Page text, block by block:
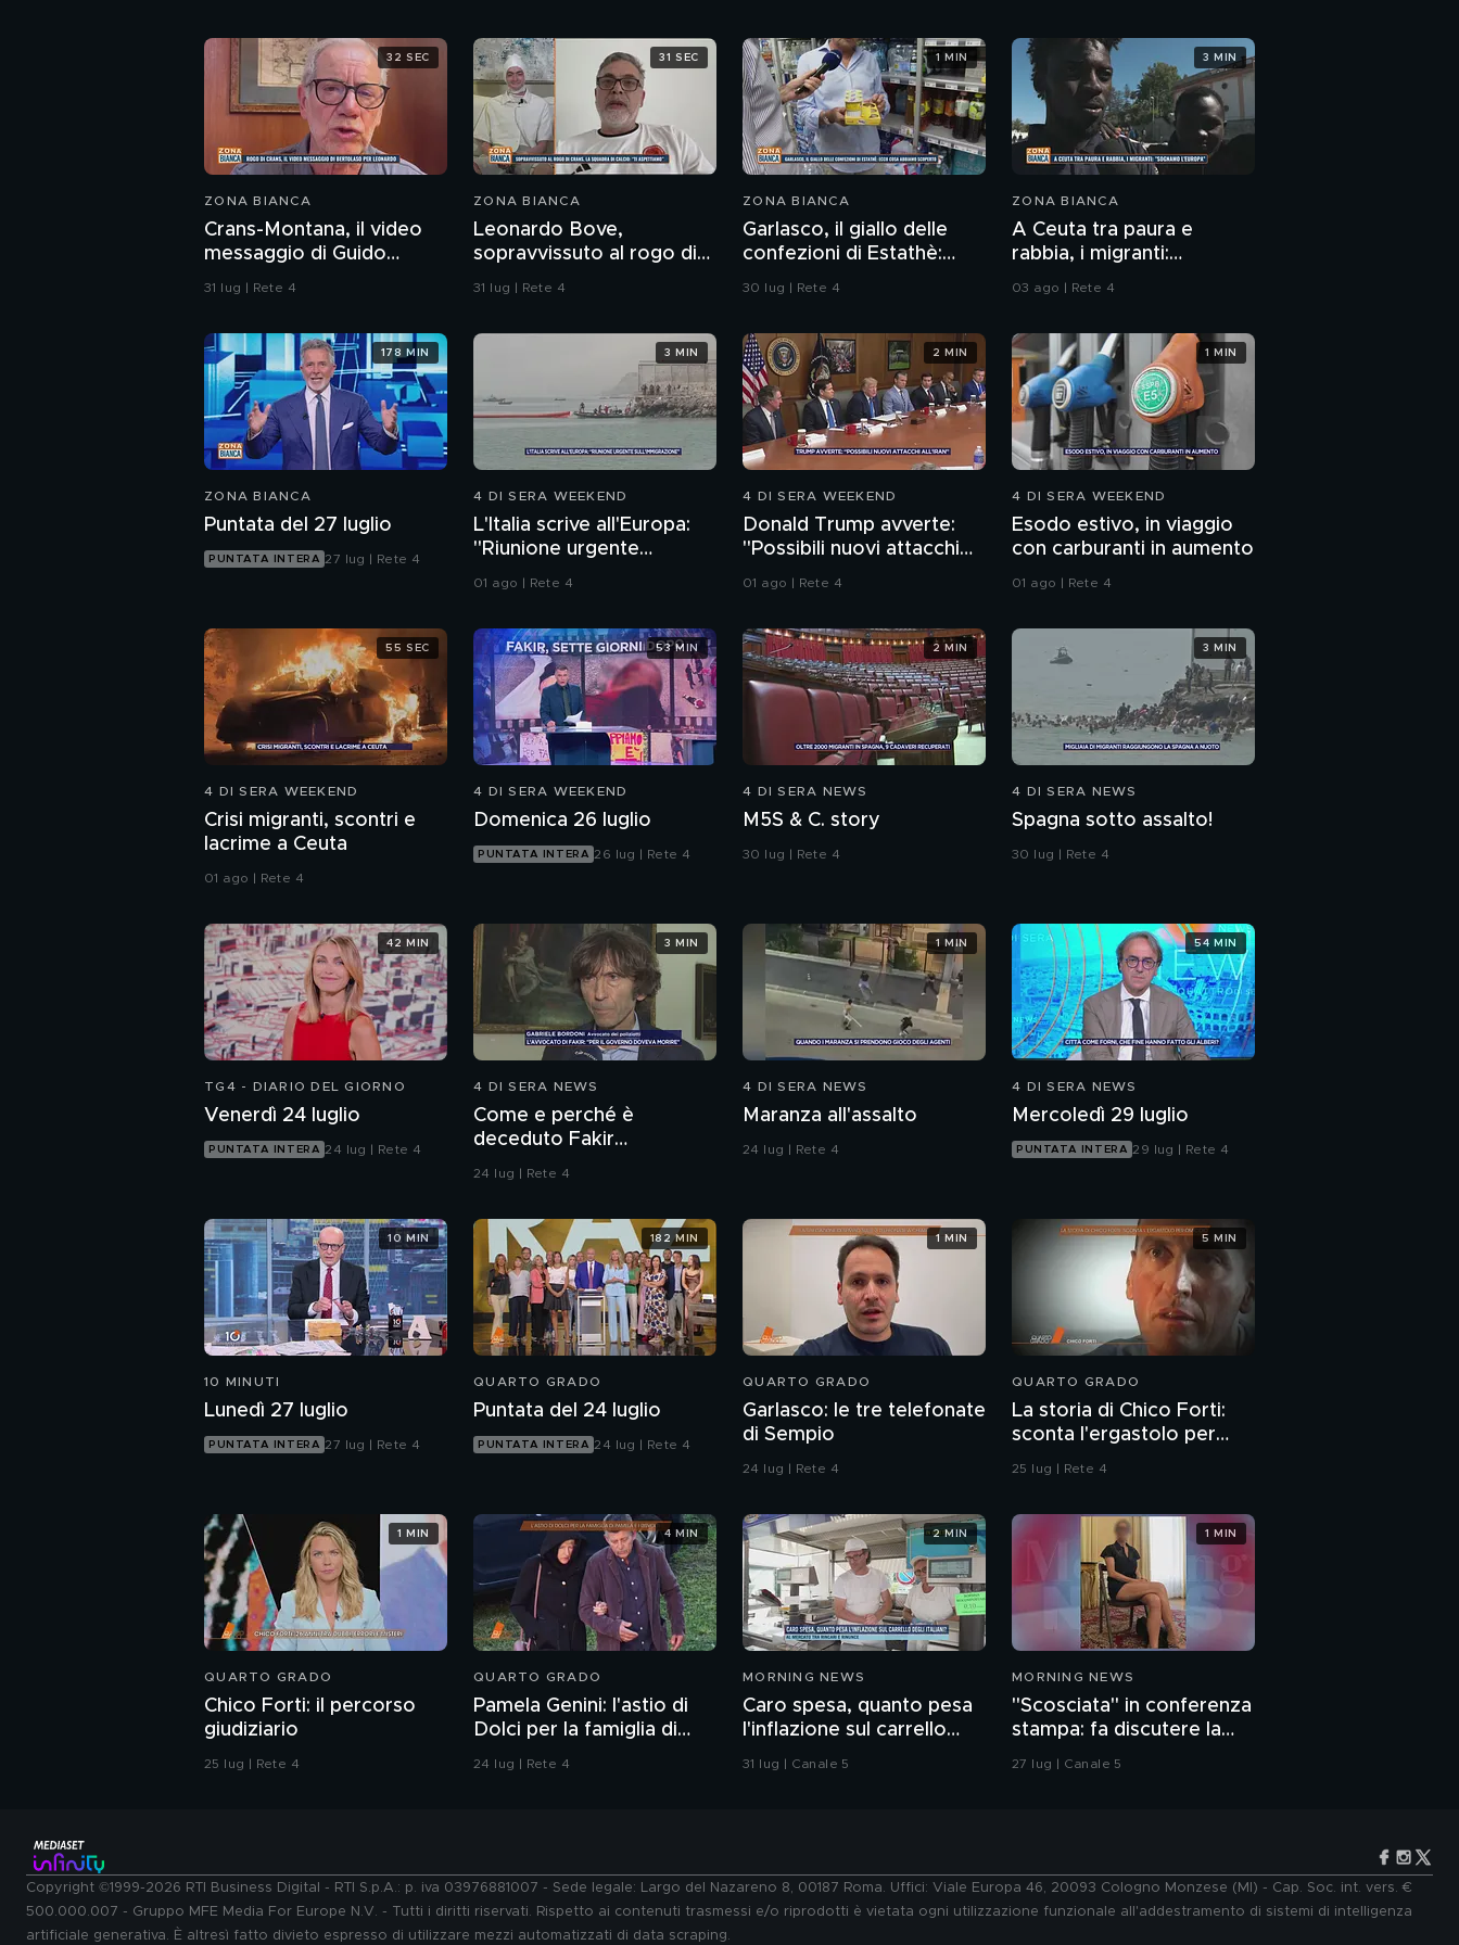
ZONA BIANCA
Crans-Montana, il video
messaggio di Guido
Bertolaso per Leonardo
31 lug | Rete 4
32 SEC
ZONA BIANCA
Leonardo Bove,
sopravvissuto al rogo di
Crans-Montana, la
31 lug | Rete 4
31 SEC
ZONA BIANCA
Garlasco, il giallo delle
confezioni di Estathè:
ecco cosa abbiamo
30 lug | Rete 4
1 MIN
ZONA BIANCA
A Ceuta tra paura e
rabbia, i migranti:
"Sognamo l'Europa"
03 ago | Rete 4
3 MIN
ZONA BIANCA
Puntata del 27 luglio
PUNTATA INTERA 27 lug | Rete 4
178 MIN
4 DI SERA WEEKEND
L'Italia scrive all'Europa:
"Riunione urgente
sull'immigrazione"
01 ago | Rete 4
3 MIN
4 DI SERA WEEKEND
Donald Trump avverte:
"Possibili nuovi attacchi
all'Iran"
01 ago | Rete 4
2 MIN
4 DI SERA WEEKEND
Esodo estivo, in viaggio
con carburanti in aumento
01 ago | Rete 4
1 MIN
4 DI SERA WEEKEND
Crisi migranti, scontri e
lacrime a Ceuta
01 ago | Rete 4
55 SEC
4 DI SERA WEEKEND
Domenica 26 luglio
PUNTATA INTERA 26 lug | Rete 4
53 MIN
4 DI SERA NEWS
M5S & C. story
30 lug | Rete 4
2 MIN
4 DI SERA NEWS
Spagna sotto assalto!
30 lug | Rete 4
3 MIN
TG4 - DIARIO DEL GIORNO
Venerdì 24 luglio
PUNTATA INTERA 24 lug | Rete 4
42 MIN
4 DI SERA NEWS
Come e perché è
deceduto Fakir
Abderrahim?
24 lug | Rete 4
3 MIN
4 DI SERA NEWS
Maranza all'assalto
24 lug | Rete 4
1 MIN
4 DI SERA NEWS
Mercoledì 29 luglio
PUNTATA INTERA 29 lug | Rete 4
54 MIN
10 MINUTI
Lunedì 27 luglio
PUNTATA INTERA 27 lug | Rete 4
10 MIN
QUARTO GRADO
Puntata del 24 luglio
PUNTATA INTERA 24 lug | Rete 4
182 MIN
QUARTO GRADO
Garlasco: le tre telefonate
di Sempio
24 lug | Rete 4
1 MIN
QUARTO GRADO
La storia di Chico Forti:
sconta l'ergastolo per
omicidio
25 lug | Rete 4
5 MIN
QUARTO GRADO
Chico Forti: il percorso
giudiziario
25 lug | Rete 4
1 MIN
QUARTO GRADO
Pamela Genini: l'astio di
Dolci per la famiglia di
Pamela
24 lug | Rete 4
4 MIN
MORNING NEWS
Caro spesa, quanto pesa
l'inflazione sul carrello
degli italiani?
31 lug | Canale 5
2 MIN
MORNING NEWS
"Scosciata" in conferenza
stampa: fa discutere la
vicesindaca di Livorno
27 lug | Canale 5
1 MIN
Copyright ©1999-2026 RTI Business Digital - RTI S.p.A.: p. iva 03976881007 - Sede legale: Largo del Nazareno 8, 00187 Roma. Uffici: Viale Europa 46, 20093 Cologno Monzese (MI) - Cap. Soc. int. vers. €
500.000.007 - Gruppo MFE Media For Europe N.V. - Tutti i diritti riservati. Rispetto ai contenuti trasmessi e/o riprodotti è vietata ogni utilizzazione funzionale all'addestramento di sistemi di intelligenza
artificiale generativa. È altresì fatto divieto espresso di utilizzare mezzi automatizzati di data scraping.